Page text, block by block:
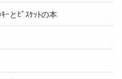
ｰとﾋﾞｽｹｯﾄの本